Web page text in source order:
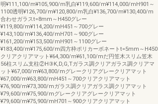
明¥111,100/m¥105,900/m乳白¥119,600/m¥114,000/mH901～
1100透明¥126,700/m¥120,800/m乳白¥136,700/m¥130,400/m
合わせガラスt=8mm～H450グレー
¥119,800/m¥114,200/mH451～700グレー
¥143,100/m¥136,400/mH701～900グレー
¥161,200/m¥153,500/mH901～1100グレー
¥183,400/m¥175,600/m四方枠ポリカーボネートt=5mm～H450
クリアクリアマット¥64,300/m¥61,100/mだ円笠木スリム笠木
56柱スリム支柱②H③K,D,G,Tガラス調クリアガラス調クリアマ
ット¥67,000/m¥63,800/mグレークリアグレークリアマット
¥67,000/m¥63,800/mH451～700クリアクリアマット
¥76,900/m¥73,300/mガラス調クリアガラス調クリアマット
¥79,600/m¥75,900/mグレークリアグレークリアマット
¥79,600/m¥75,900/mH701～900クリアクリアマット